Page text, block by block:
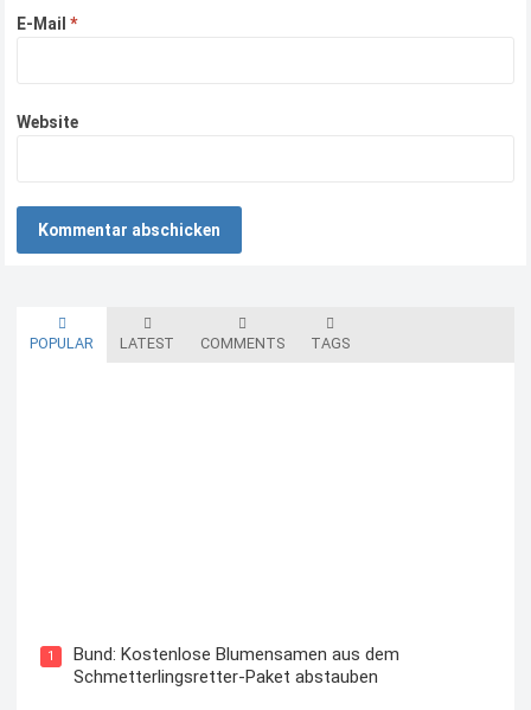
E-Mail*
Website
POPULAR LATEST COMMENTS TAGS
1
Bund: Kostenlose Blumensamen aus dem
Schmetterlingsretter-Paket abstauben